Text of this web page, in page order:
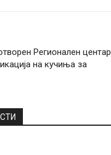
Регионален центар
на кучиња за